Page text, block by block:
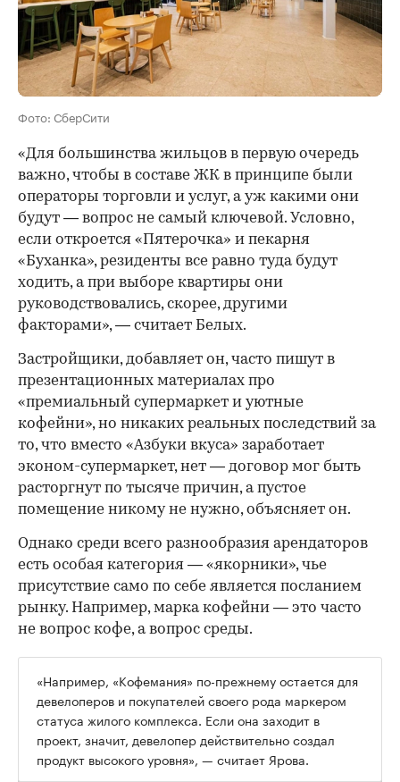
Фото: СберСити
«Для большинства жильцов в первую очередь
важно, чтобы в составе ЖК в принципе были
операторы торговли и услуг, а уж какими они
будут — вопрос не самый ключевой. Условно,
если откроется «Пятерочка» и пекарня
«Буханка», резиденты все равно туда будут
ходить, а при выборе квартиры они
руководствовались, скорее, другими
факторами», — считает Белых.
Застройщики, добавляет он, часто пишут в
презентационных материалах про
«премиальный супермаркет и уютные
кофейни», но никаких реальных последствий за
то, что вместо «Азбуки вкуса» заработает
эконом-супермаркет, нет — договор мог быть
расторгнут по тысяче причин, а пустое
помещение никому не нужно, объясняет он.
Однако среди всего разнообразия арендаторов
есть особая категория — «якорники», чье
присутствие само по себе является посланием
рынку. Например, марка кофейни — это часто
не вопрос кофе, а вопрос среды.
«Например, «Кофемания» по-прежнему остается для
девелоперов и покупателей своего рода маркером
статуса жилого комплекса. Если она заходит в
проект, значит, девелопер действительно создал
продукт высокого уровня», — считает Ярова.